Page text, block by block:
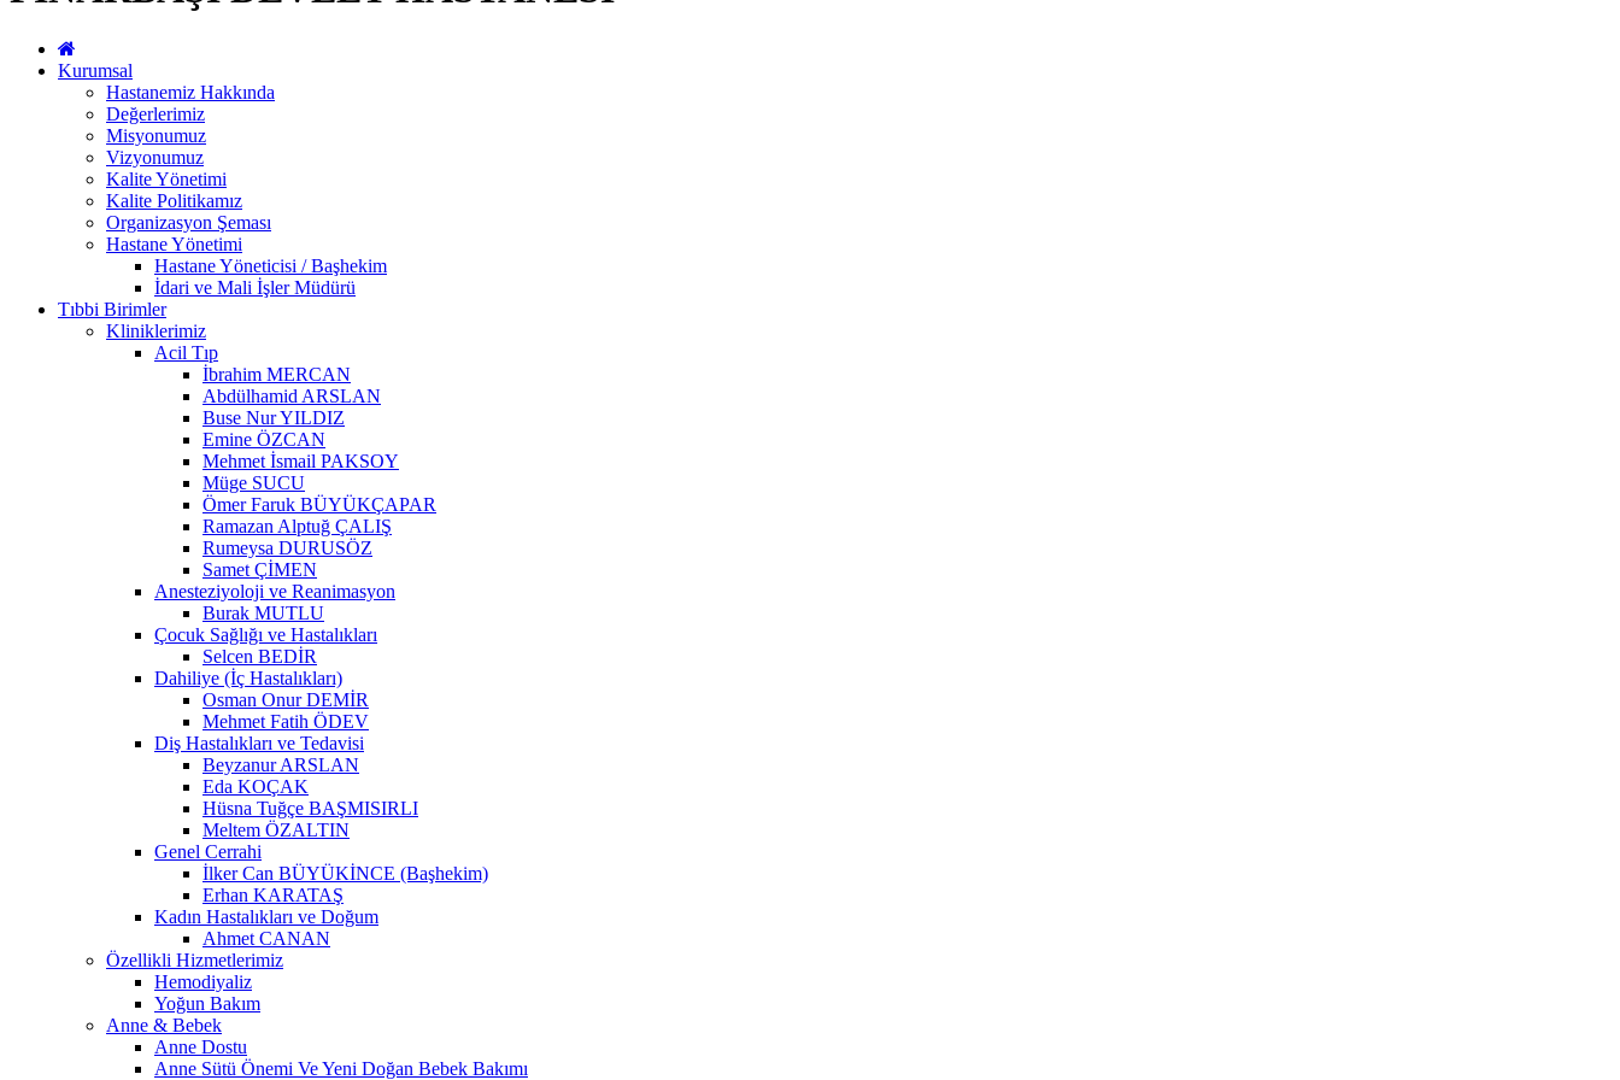
Kurumsal
Hastanemiz Hakkında
Değerlerimiz
Misyonumuz
Vizyonumuz
Kalite Yönetimi
Kalite Politikamız
Organizasyon Şeması
Hastane Yönetimi
Hastane Yöneticisi / Başhekim
İdari ve Mali İşler Müdürü
Tıbbi Birimler
Kliniklerimiz
Acil Tıp
İbrahim MERCAN
Abdülhamid ARSLAN
Buse Nur YILDIZ
Emine ÖZCAN
Mehmet İsmail PAKSOY
Müge SUCU
Ömer Faruk BÜYÜKÇAPAR
Ramazan Alptuğ ÇALIŞ
Rumeysa DURUSÖZ
Samet ÇİMEN
Anesteziyoloji ve Reanimasyon
Burak MUTLU
Çocuk Sağlığı ve Hastalıkları
Selcen BEDİR
Dahiliye (İç Hastalıkları)
Osman Onur DEMİR
Mehmet Fatih ÖDEV
Diş Hastalıkları ve Tedavisi
Beyzanur ARSLAN
Eda KOÇAK
Hüsna Tuğçe BAŞMISIRLI
Meltem ÖZALTIN
Genel Cerrahi
İlker Can BÜYÜKİNCE (Başhekim)
Erhan KARATAŞ
Kadın Hastalıkları ve Doğum
Ahmet CANAN
Özellikli Hizmetlerimiz
Hemodiyaliz
Yoğun Bakım
Anne & Bebek
Anne Dostu
Anne Sütü Önemi Ve Yeni Doğan Bebek Bakımı